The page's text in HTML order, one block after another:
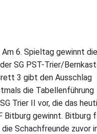
6. Spieltag gewinnt
SG PST-Trier/
3 gibt den Ausschlag
die Tabellenführung
Trier II vor, die das
Bitburg gewinnt. Bitburg
Schachfreunde zuvor